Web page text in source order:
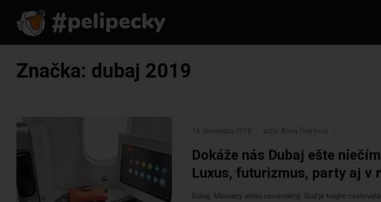
Značka: dubaj 2019
14. decembra 2018 autor Anna Óváryová
Dokáže nás Dubaj ešte
Luxus, futurizmus, party aj v
Dubaj. Milovaný alebo nenávidený. Buď je tvojím